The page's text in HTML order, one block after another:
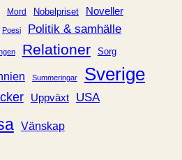
Mord Nobelpriset Noveller
Poesi
Politik & samhälle
Relationer Sorg
Summeringar Sverige
Uppväxt USA
Vänskap